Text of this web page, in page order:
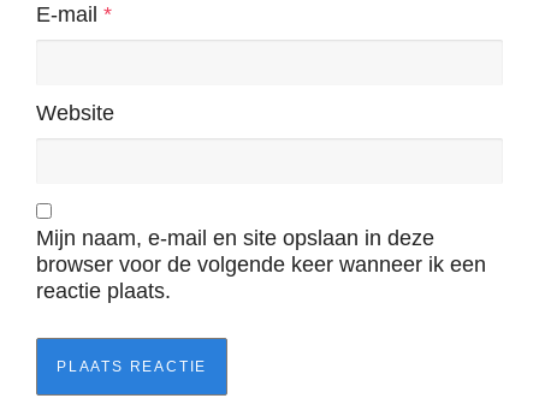
E-mail *
Website
Mijn naam, e-mail en site opslaan in deze
browser voor de volgende keer wanneer ik een
reactie plaats.